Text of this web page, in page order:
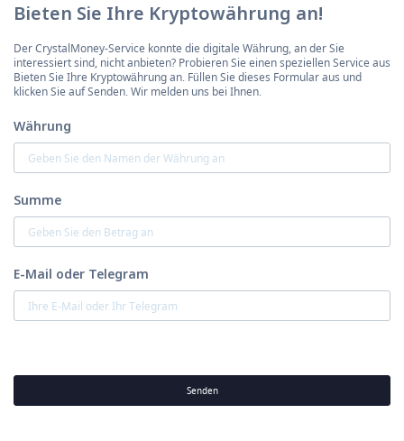
Bieten Sie Ihre Kryptowährung an!
Der CrystalMoney-Service konnte die digitale Währung, an der Sie
interessiert sind, nicht anbieten? Probieren Sie einen speziellen Service aus
Bieten Sie Ihre Kryptowährung an. Füllen Sie dieses Formular aus und
klicken Sie auf Senden. Wir melden uns bei Ihnen.
Währung
Summe
E-Mail oder Telegram
Senden